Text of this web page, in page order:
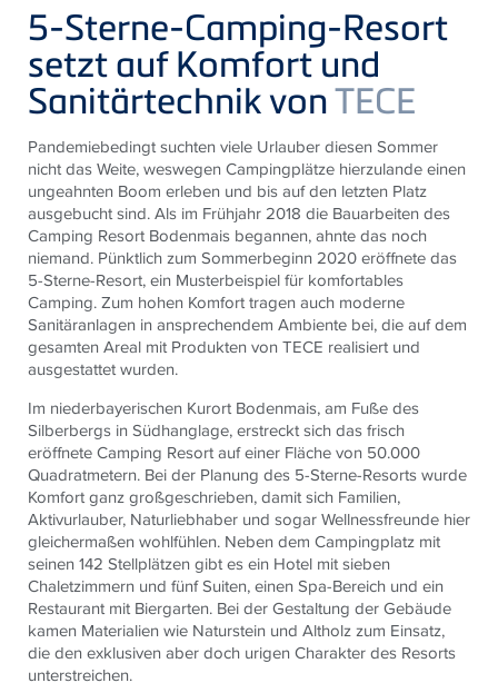
5-Sterne-Camping-Resort
setzt auf Komfort und
Sanitärtechnik vonTECE
Pandemiebedingt suchten viele Urlauber diesen Sommer
nicht das Weite, weswegen Campingplätze hierzulande einen
ungeahnten Boom erleben und bis auf den letzten Platz
ausgebucht sind. Als im Frühjahr 2018 die Bauarbeiten des
Camping Resort Bodenmais begannen, ahnte das noch
niemand. Pünktlich zum Sommerbeginn 2020 eröffnete das
5-Sterne-Resort, ein Musterbeispiel für komfortables
Camping. Zum hohen Komfort tragen auch moderne
Sanitäranlagen in ansprechendem Ambiente bei, die auf dem
gesamten Areal mit Produkten vonTECE realisiert und
ausgestattet wurden.
Im niederbayerischen Kurort Bodenmais, am Fuße des
Silberbergs in Südhanglage, erstreckt sich das frisch
eröffnete Camping Resort auf einer Fläche von 50.000
Quadratmetern. Bei der Planung des 5-Sterne-Resorts wurde
Komfort ganz großgeschrieben, damit sich Familien,
Aktivurlauber, Naturliebhaber und sogar Wellnessfreunde hier
gleichermaßen wohlfühlen. Neben dem Campingplatz mit
seinen 142 Stellplätzen gibt es ein Hotel mit sieben
Chaletzimmern und fünf Suiten, einen Spa-Bereich und ein
Restaurant mit Biergarten. Bei der Gestaltung der Gebäude
kamen Materialien wie Naturstein und Altholz zum Einsatz,
die den exklusiven aber doch urigen Charakter des Resorts
unterstreichen.